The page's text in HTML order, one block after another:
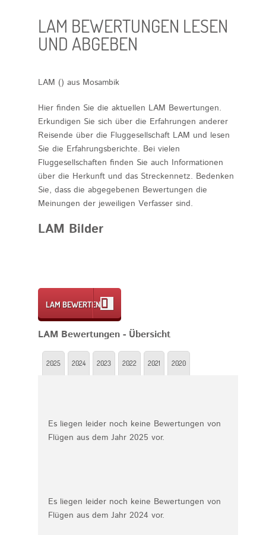
LAM BEWERTUNGEN LESEN
UND ABGEBEN
LAM () aus Mosambik
Hier finden Sie die aktuellen LAM Bewertungen.
Erkundigen Sie sich über die Erfahrungen anderer
Reisende über die Fluggesellschaft LAM und lesen
Sie die Erfahrungsberichte. Bei vielen
Fluggesellschaften finden Sie auch Informationen
über die Herkunft und das Streckennetz. Bedenken
Sie, dass die abgegebenen Bewertungen die
Meinungen der jeweiligen Verfasser sind.
LAM Bilder
LAM BEWERTEN
LAM Bewertungen - Übersicht
2025 2024 2023 2022 2021 2020
Es liegen leider noch keine Bewertungen von
Flügen aus dem Jahr 2025 vor.
Es liegen leider noch keine Bewertungen von
Flügen aus dem Jahr 2024 vor.